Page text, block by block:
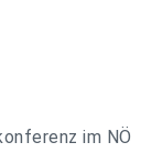
im NÖ